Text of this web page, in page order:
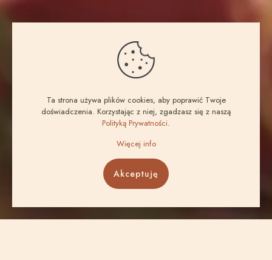
Ta strona używa plików cookies, aby poprawić Twoje
doświadczenia. Korzystając z niej, zgadzasz się z naszą
Polityką Prywatności.
Więcej info
Akceptuję